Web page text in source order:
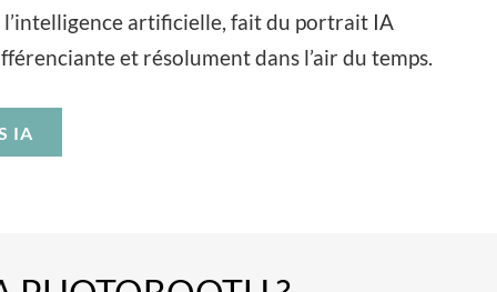
l’intelligence artificielle, fait du portrait IA
et résolument dans l’air du temps.
IA